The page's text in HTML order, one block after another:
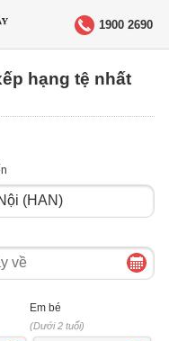
1900 2690
hạng tệ nhất
Em bé
(Dưới 2 tuổi)